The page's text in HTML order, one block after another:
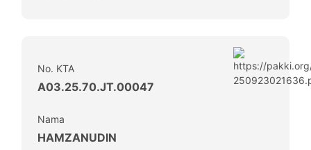
No. KTA
A03.25.70.JT.00047
Nama
HAMZANUDIN